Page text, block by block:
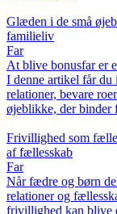
Glæden i de små
familieliv
Far
At blive bonusfar er
I denne artikel får
relationer, bevare
øjeblikke, der binder
Frivillighed som
af fællesskab
Far
Når fædre og børn
relationer og
frivillighed kan blive